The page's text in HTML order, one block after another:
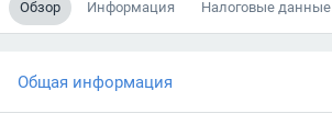
Обзор Информация Налоговые данные
Общая информация